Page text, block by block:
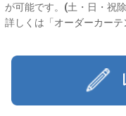
が可能です。(土・日・祝
詳しくは「 オーダーカーテ